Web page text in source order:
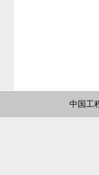
中国工